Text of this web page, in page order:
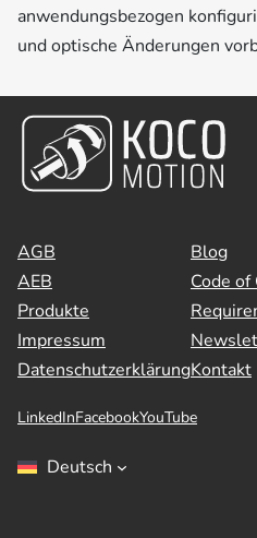
anwendungsbezogen
und optische Änderungen
AGB
AEB
Produkte
Impressum
Datenschutzerklärung
Blog
Code of
Kontakt
LinkedInFacebookYouTube
Deutsch